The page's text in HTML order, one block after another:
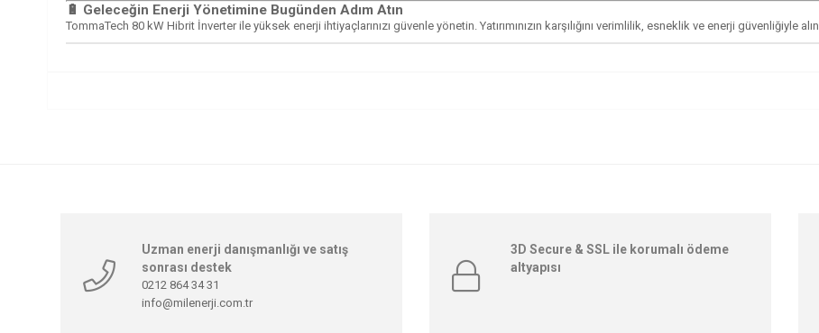
🔋 Geleceğin Enerji Yönetimine Bugünden Adım Atın
TommaTech 80 kW Hibrit İnverter ile yüksek enerji ihtiyaçlarınızı güvenle yönetin. Yatırımınızın karşılığını verimlilik, esneklik ve enerji güvenliğiyle alın.
Uzman enerji danışmanlığı ve satış
sonrası destek
0212 864 34 31
info@milenerji.com.tr
3D Secure & SSL ile korumalı ödeme
altyapısı